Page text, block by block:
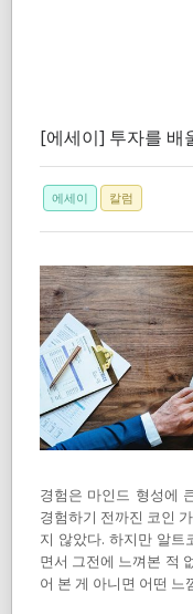
[에세이] 투자를 배
에세이 칼럼
경험은 마인드 형성에
경험하기 전까진 코인
지 않았다. 하지만 알트
면서 그전에 느껴본 적
어 본 게 아니면 어떤 느